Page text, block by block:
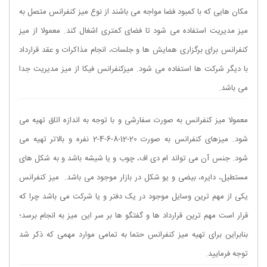
مکان هایی که با کمبود فضا مواجه می باشند از نوع میز کنفرانس متصل به
میز مدیریت استفاده می شود تا فضای کمتری اشغال کند. معمولا از میز
کنفرانس برای برگزاری همایش ها و جلسات، انجام مذاکرات و عقد قرارداد
با دیگر شرکت ها استفاده می شود. میزکنفرانس فیکا از میز مدیریت جدا
می باشد.
معمولا میز کنفرانس به صورت سفارشی و با توجه به اندازه اتاق تهیه می
شود. میزهای کنفرانس به صورت 20-12-8-6-4-2 نفره و بالاتر تهیه می
شود. جنس آن می تواند ام دی اف، چوب و یا شیشه باشد و به شکل های
مستطیل، دایره، بیضی و یو شکل در بازار موجود می باشد. میز کنفرانس
یکی از مهم ترین وسایل موجود در یک دفتر و یا شرکت می باشد چرا که
قرار است مهم ترین قرارداد ها و گفتگو ها بر سر این میز به انجام برسد؛
بنابراین برای تهیه میز کنفرانس حتما به تمامی موارد مهمی که ذکر شد
توجه فرمایید.